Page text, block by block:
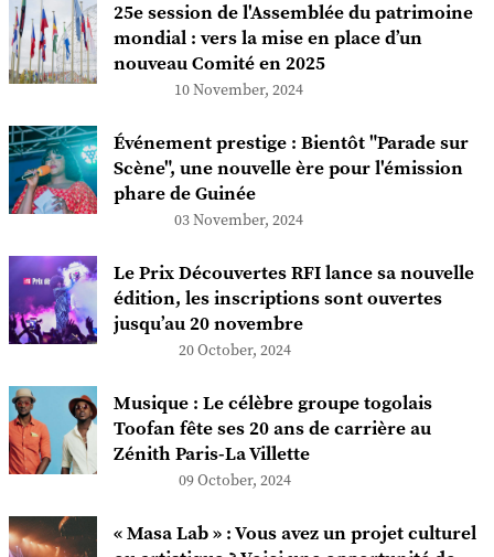
25e session de l'Assemblée du patrimoine
mondial : vers la mise en place d’un
nouveau Comité en 2025
10 November, 2024
Événement prestige : Bientôt "Parade sur
Scène", une nouvelle ère pour l'émission
phare de Guinée
03 November, 2024
Le Prix Découvertes RFI lance sa nouvelle
édition, les inscriptions sont ouvertes
jusqu’au 20 novembre
20 October, 2024
Musique : Le célèbre groupe togolais
Toofan fête ses 20 ans de carrière au
Zénith Paris-La Villette
09 October, 2024
« Masa Lab » : Vous avez un projet culturel